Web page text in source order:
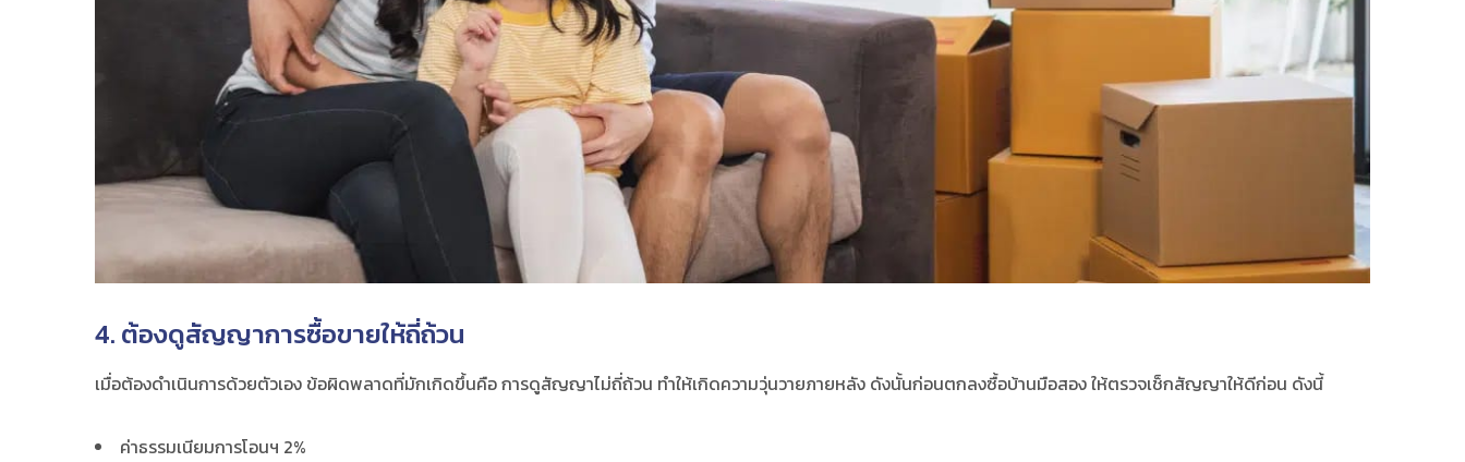
4. ต้องดูสัญญาการซื้อขายให้ถี่ถ้วน
เมื่อต้องดำเนินการด้วยตัวเอง ข้อผิดพลาดที่มักเกิดขึ้นคือ การดูสัญญาไม่ถี่ถ้วน ทำให้เกิดความวุ่นวายภายหลัง ดังนั้นก่อนตกลงซื้อบ้านมือสองให้ตรวจเช็กสัญญาให้ดีก่อน ดังนี้
ค่าธรรมเนียมการโอนฯ 2%